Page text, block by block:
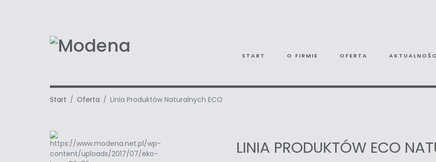
START O FIRMIE OFERTA
Start / Oferta / Linia Produktów Naturalnych ECO
LINIA PRODUKTÓW ECO